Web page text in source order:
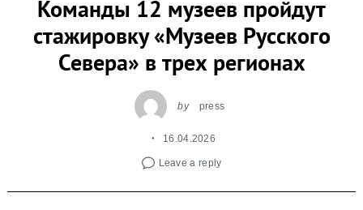
Команды 12 музеев пройдут
стажировку «Музеев Русского
Севера» в трех регионах
by press
16.04.2026
Leave a reply